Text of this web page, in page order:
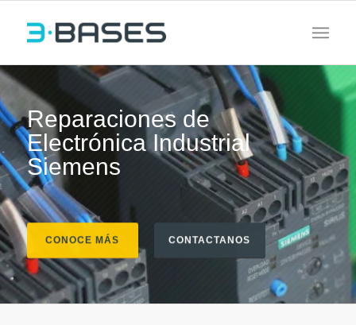
Reparaciones de
Electrónica Industrial
Siemens
CONOCE MÁS CONTACTANOS